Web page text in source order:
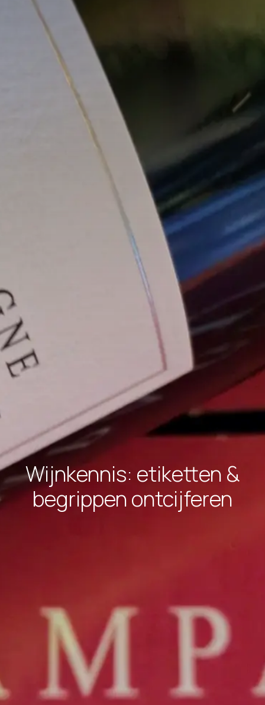
Wijnkennis: etiketten &
begrippen ontcijferen